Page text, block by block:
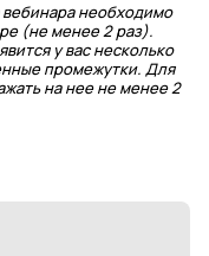
необходимо
(не менее 2 раз).
у вас несколько
промежутки. Для
на нее не менее 2